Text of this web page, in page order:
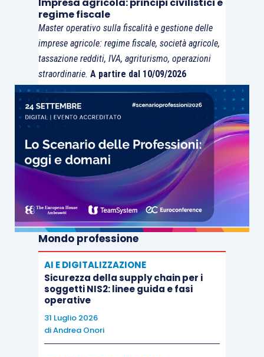
Impresa agricola: principi civilistici e
regime fiscale
Master operativo sulla fiscalità e gestione delle
imprese agricole: regime fiscale, società agricole,
tassazione redditi, IVA, agriturismo, operazioni
straordinarie. A partire dal 10/09/2026
Mondo professione
AI E DIGITALIZZAZIONE
Sicurezza della supply chain per i
soggetti NIS2: linee guida e fasi
operative
31 Luglio 2026
diAndrea Onori